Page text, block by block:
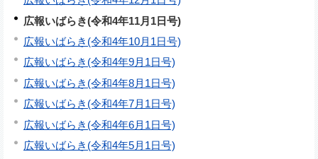
広報いばらき(令和4年11月1日号)
広報いばらき(令和4年10月1日号)
広報いばらき(令和4年9月1日号)
広報いばらき(令和4年8月1日号)
広報いばらき(令和4年7月1日号)
広報いばらき(令和4年6月1日号)
広報いばらき(令和4年5月1日号)